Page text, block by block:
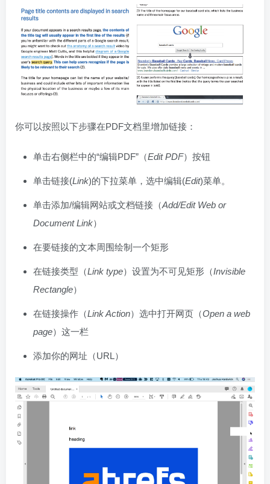
你可以按照以下步骤在PDF文档里增加链接：
单击右侧栏中的“编辑PDF”（Edit PDF）按钮
单击链接(Link)的下拉菜单，选中编辑(Edit)菜单。
单击添加/编辑网站或文档链接（Add/Edit Web or
Document Link）
在要链接的文本周围绘制一个矩形
在链接类型（Link type）设置为不可见矩形（Invisible
Rectangle）
在链接操作（Link Action）选中打开网页（Open a web
page）这一栏
添加你的网址（URL）